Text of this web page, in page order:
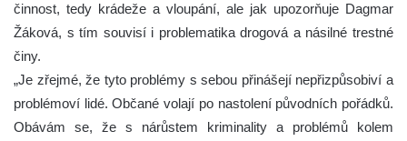
činnost, tedy krádeže a vloupání, ale jak upozorňuje Dagmar
Žáková, s tím souvisí i problematika drogová a násilné trestné
činy.
„Je zřejmé, že tyto problémy s sebou přinášejí nepřizpůsobiví a
problémoví lidé. Občané volají po nastolení původních pořádků.
Obávám se, že s nárůstem kriminality a problémů kolem